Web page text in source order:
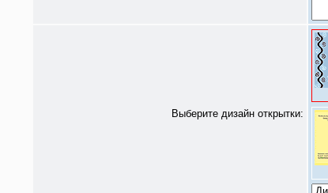
Выберите дизайн открытки: